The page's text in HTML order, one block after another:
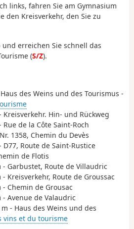
links, fahren Sie am Gymnasium
den Kreisverkehr, den Sie zu
und erreichen Sie schnell das
(S/Z).
des Weins und des Tourismus -
Kreisverkehr. Hin- und Rückweg
de la Côte Saint-Roch
1358, Chemin du Devès
D77, Route de Saint-Rustice
de Flotis
- Garbustet, Route de Villaudric
Kreisverkehr, Route de Groussac
- Chemin de Grousac
- Avenue de Valaudric
- Haus des Weins und des
vins et du tourisme